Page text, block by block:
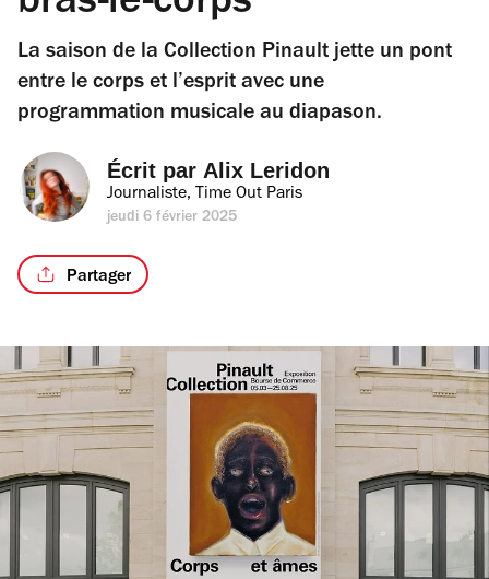
La saison de la Collection Pinault jette un pont
entre le corps et l’esprit avec une
programmation musicale au diapason.
Écrit par Alix Leridon
Journaliste, Time Out Paris
jeudi 6 février 2025
Partager